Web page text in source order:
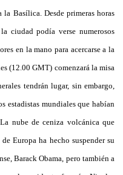
Basílica. Desde primeras horas
ciudad podía verse numerosos
en la mano para acercarse a la
(12.00 GMT) comenzará la misa
tendrán lugar, sin embargo,
estadistas mundiales que habían
nube de ceniza volcánica que
Europa ha hecho suspender su
Barack Obama, pero también a